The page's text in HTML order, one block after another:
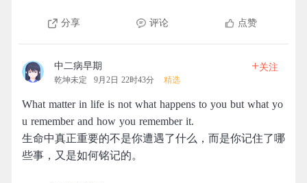
分享 评论 点赞
中二病早期
乾坤未定 9月2日 22时43分 精选
+关注
What matter in life is not what happens to you but what yo
u remember and how you remember it.
生命中真正重要的不是你遭遇了什么，而是你记住了哪
些事，又是如何铭记的。